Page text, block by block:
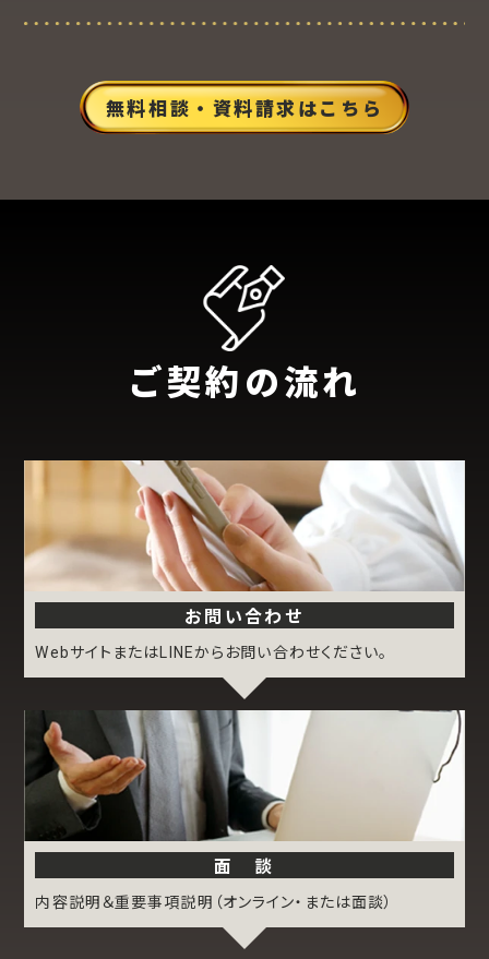
無料相談・資料請求はこちら
ご契約の流れ
お問い合わせ
WebサイトまたはLINEからお問い合わせください。
面 談
内容説明＆重要事項説明（オンライン・または面談）